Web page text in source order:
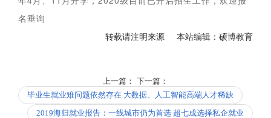
名垂询
转载请注明来源 本站编辑：硕博教育
上一篇：
毕业生就业难问题依然存在 大数据、人工智能高端人才稀缺
下一篇：
2019海归就业报告：一线城市仍为首选 超七成选择私企就业